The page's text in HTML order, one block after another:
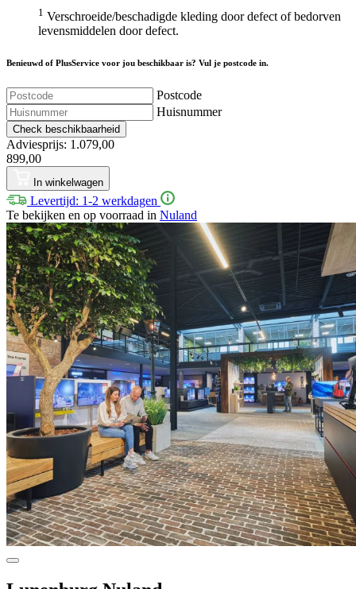
1 Verschroeide/beschadigde kleding door defect of bedorven
levensmiddelen door defect.
Benieuwd of PlusService voor jou beschikbaar is? Vul je postcode in.
Postcode
Huisnummer
Check beschikbaarheid
Adviesprijs: 1.079,00
899,00
In winkelwagen
Levertijd: 1-2 werkdagen
Te bekijken en op voorraad in Nuland